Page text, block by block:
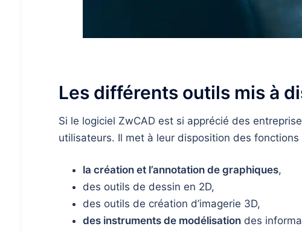
Les différents outils mis à
Si le logiciel ZwCAD est si apprécié des
utilisateurs. Il met à leur disposition des fonctions
la création et l’annotation de graphiques,
des outils de dessin en 2D,
des outils de création d’imagerie 3D,
des instruments de modélisation des